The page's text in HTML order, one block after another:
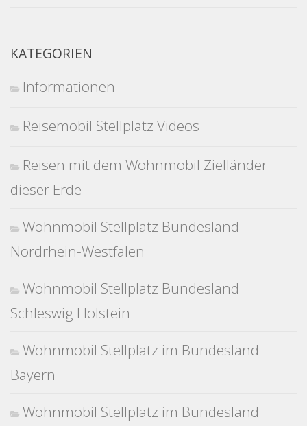
KATEGORIEN
Informationen
Reisemobil Stellplatz Videos
Reisen mit dem Wohnmobil Zielländer
dieser Erde
Wohnmobil Stellplatz Bundesland
Nordrhein-Westfalen
Wohnmobil Stellplatz Bundesland
Schleswig Holstein
Wohnmobil Stellplatz im Bundesland
Bayern
Wohnmobil Stellplatz im Bundesland